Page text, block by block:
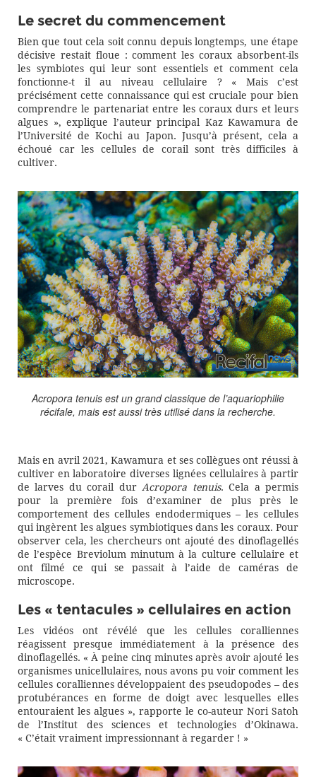
Le secret du commencement
Bien que tout cela soit connu depuis longtemps, une étape
décisive restait floue : comment les coraux absorbent-ils
les symbiotes qui leur sont essentiels et comment cela
fonctionne-t il au niveau cellulaire ? « Mais c’est
précisément cette connaissance qui est cruciale pour bien
comprendre le partenariat entre les coraux durs et leurs
algues », explique l’auteur principal Kaz Kawamura de
l’Université de Kochi au Japon. Jusqu’à présent, cela a
échoué car les cellules de corail sont très difficiles à
cultiver.
Acropora tenuis est un grand classique de l’aquariophilie
récifale, mais est aussi très utilisé dans la recherche.
Mais en avril 2021, Kawamura et ses collègues ont réussi à
cultiver en laboratoire diverses lignées cellulaires à partir
de larves du corail durAcropora tenuis. Cela a permis
pour la première fois d’examiner de plus près le
comportement des cellules endodermiques – les cellules
qui ingèrent les algues symbiotiques dans les coraux. Pour
observer cela, les chercheurs ont ajouté des dinoflagellés
de l’espèce Breviolum minutum à la culture cellulaire et
ont filmé ce qui se passait à l’aide de caméras de
microscope.
Les « tentacules » cellulaires en action
Les vidéos ont révélé que les cellules coralliennes
réagissent presque immédiatement à la présence des
dinoflagellés. « À peine cinq minutes après avoir ajouté les
organismes unicellulaires, nous avons pu voir comment les
cellules coralliennes développaient des pseudopodes – des
protubérances en forme de doigt avec lesquelles elles
entouraient les algues », rapporte le co-auteur Nori Satoh
de l’Institut des sciences et technologies d’Okinawa.
« C’était vraiment impressionnant à regarder ! »